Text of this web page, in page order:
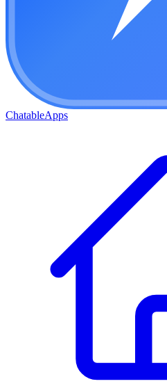
ChatableApps